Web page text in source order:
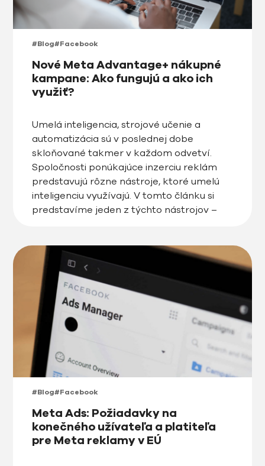
#Blog#Facebook
Nové Meta Advantage+ nákupné
kampane: Ako fungujú a ako ich
využiť?
Umelá inteligencia, strojové učenie a
automatizácia sú v poslednej dobe
skloňované takmer v každom odvetví.
Spoločnosti ponúkajúce inzerciu reklám
predstavujú rôzne nástroje, ktoré umelú
inteligenciu využívajú. V tomto článku si
predstavíme jeden z týchto nástrojov –
#Blog#Facebook
Meta Ads: Požiadavky na
konečného užívateľa a platiteľa
pre Meta reklamy v EÚ